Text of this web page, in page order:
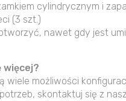
cylindrycznym i
(3 szt.)
nawet gdy jest
więcej?
wiele możliwości
skontaktuj się z